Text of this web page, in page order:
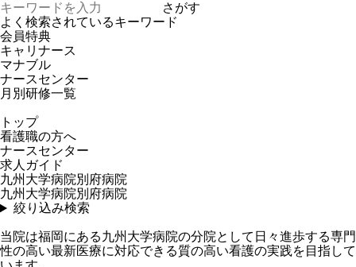
さがす
よく検索されているキーワード
会員特典
キャリナース
マナブル
ナースセンター
月別研修一覧
トップ
看護職の方へ
ナースセンター
求人ガイド
九州大学病院別府病院
九州大学病院別府病院
絞り込み検索
当院は福岡にある九州大学病院の分院として日々進歩する専門
性の高い最新医療に対応できる質の高い看護の実践を目指して